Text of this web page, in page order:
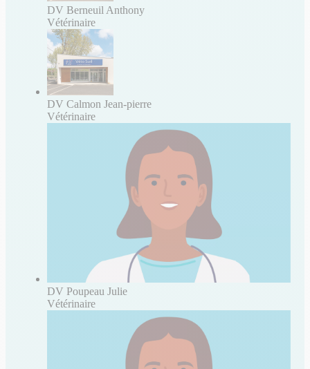
DV Berneuil Anthony
Vétérinaire
DV Calmon Jean-pierre
Vétérinaire
DV Poupeau Julie
Vétérinaire